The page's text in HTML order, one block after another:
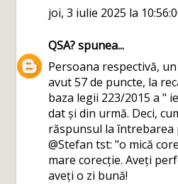
joi, 3 iulie 2025 la
QSA?spunea...
Persoana respectivă,
avut 57 de puncte, la
baza legii 223/2015 a "
dat și din urmă. Deci,
răspunsul la întrebarea
@Stefan tst: "o mică
mare corecție. Aveți
aveți o zi bună!